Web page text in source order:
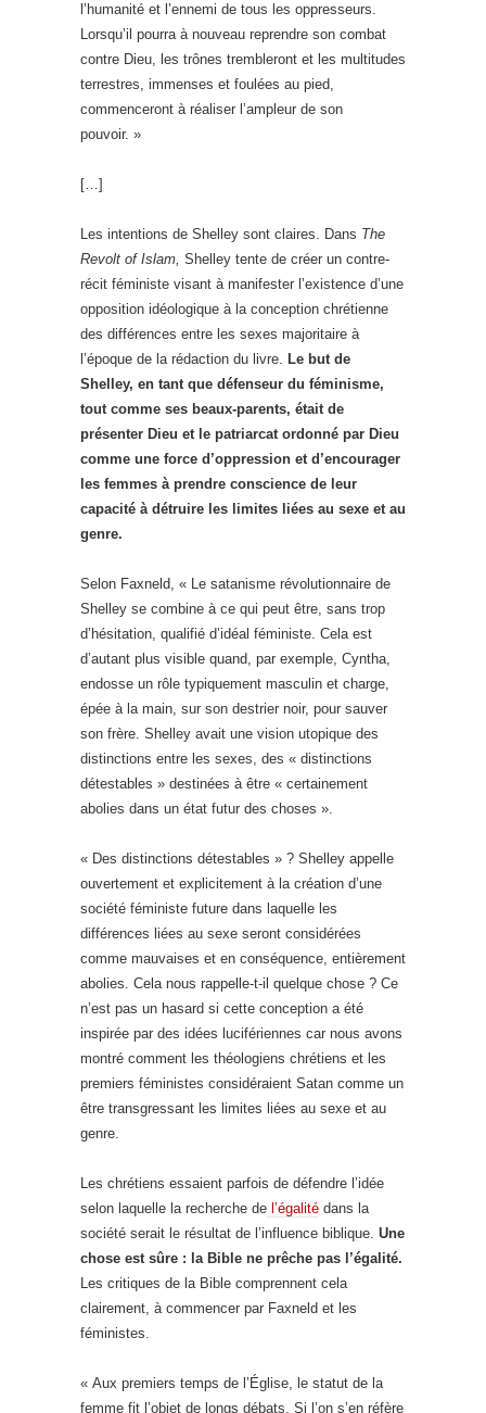
l’humanité et l’ennemi de tous les oppresseurs.
Lorsqu’il pourra à nouveau reprendre son combat
contre Dieu, les trônes trembleront et les multitudes
terrestres, immenses et foulées au pied,
commenceront à réaliser l’ampleur de son
pouvoir. »
[…]
Les intentions de Shelley sont claires. Dans The
Revolt of Islam, Shelley tente de créer un contre-
récit féministe visant à manifester l’existence d’une
opposition idéologique à la conception chrétienne
des différences entre les sexes majoritaire à
l’époque de la rédaction du livre. Le but de
Shelley, en tant que défenseur du féminisme,
tout comme ses beaux-parents, était de
présenter Dieu et le patriarcat ordonné par Dieu
comme une force d’oppression et d’encourager
les femmes à prendre conscience de leur
capacité à détruire les limites liées au sexe et au
genre.
Selon Faxneld, « Le satanisme révolutionnaire de
Shelley se combine à ce qui peut être, sans trop
d’hésitation, qualifié d’idéal féministe. Cela est
d’autant plus visible quand, par exemple, Cyntha,
endosse un rôle typiquement masculin et charge,
épée à la main, sur son destrier noir, pour sauver
son frère. Shelley avait une vision utopique des
distinctions entre les sexes, des « distinctions
détestables » destinées à être « certainement
abolies dans un état futur des choses ».
« Des distinctions détestables » ? Shelley appelle
ouvertement et explicitement à la création d’une
société féministe future dans laquelle les
différences liées au sexe seront considérées
comme mauvaises et en conséquence, entièrement
abolies. Cela nous rappelle-t-il quelque chose ? Ce
n’est pas un hasard si cette conception a été
inspirée par des idées lucifériennes car nous avons
montré comment les théologiens chrétiens et les
premiers féministes considéraient Satan comme un
être transgressant les limites liées au sexe et au
genre.
Les chrétiens essaient parfois de défendre l’idée
selon laquelle la recherche de l’égalité dans la
société serait le résultat de l’influence biblique. Une
chose est sûre : la Bible ne prêche pas l’égalité.
Les critiques de la Bible comprennent cela
clairement, à commencer par Faxneld et les
féministes.
« Aux premiers temps de l’Église, le statut de la
femme fit l’objet de longs débats. Si l’on s’en réfère